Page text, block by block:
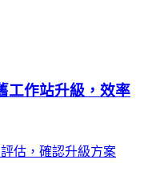
工作站升級，效率
估，確認升級方案